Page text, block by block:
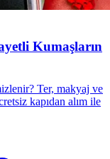
Kumaşların
Ter, makyaj ve
kapıdan alım ile